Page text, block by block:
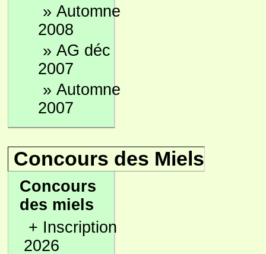
» Automne
2008
» AG déc
2007
» Automne
2007
Concours des Miels
Concours
des miels
+ Inscription
2026